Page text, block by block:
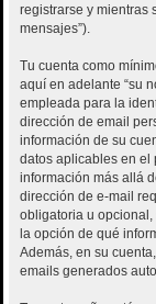
registrarse y mientras
mensajes”).
Tu cuenta como
aquí en adelante “su
empleada para la
dirección de email
información de su
datos aplicables en el
información más allá
dirección de e-mail
obligatoria u opcional,
la opción de qué
Además, en su
emails generados